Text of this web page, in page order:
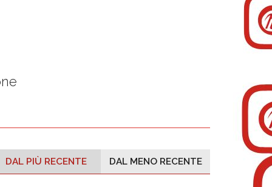
DAL PIÙ RECENTE DAL MENO RECENTE